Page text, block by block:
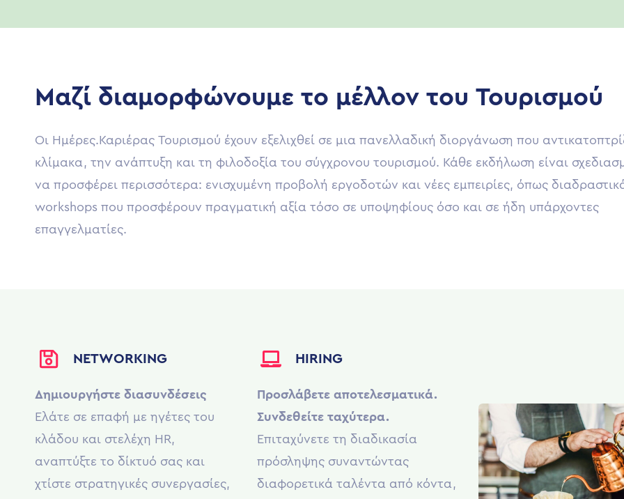
Μαζί διαμορφώνουμε το μέλλον του Τουρισμού
Οι Ημέρες.Καριέρας Τουρισμού έχουν εξελιχθεί σε μια πανελλαδική διοργάνωση που
κλίμακα, την ανάπτυξη και τη φιλοδοξία του σύγχρονου τουρισμού. Κάθε εκδήλωση είναι
να προσφέρει περισσότερα: ενισχυμένη προβολή εργοδοτών και νέες εμπειρίες, όπως
workshops που προσφέρουν πραγματική αξία τόσο σε υποψηφίους όσο και σε ήδη υπάρχοντες
επαγγελματίες.
NETWORKING
Δημιουργήστε διασυνδέσεις
Ελάτε σε επαφή με ηγέτες του
κλάδου και στελέχη HR,
αναπτύξτε το δίκτυό σας και
χτίστε στρατηγικές συνεργασίες,
HIRING
Προσλάβετε αποτελεσματικά.
Συνδεθείτε ταχύτερα.
Επιταχύνετε τη διαδικασία
πρόσληψης συναντώντας
διαφορετικά ταλέντα από κόντα,